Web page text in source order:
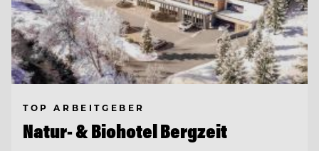
TOP ARBEITGEBER
Natur- & Biohotel Bergzeit